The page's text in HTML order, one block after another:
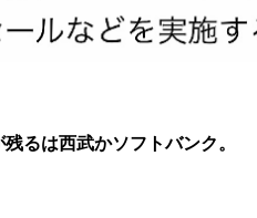
るは西武かソフトバンク。